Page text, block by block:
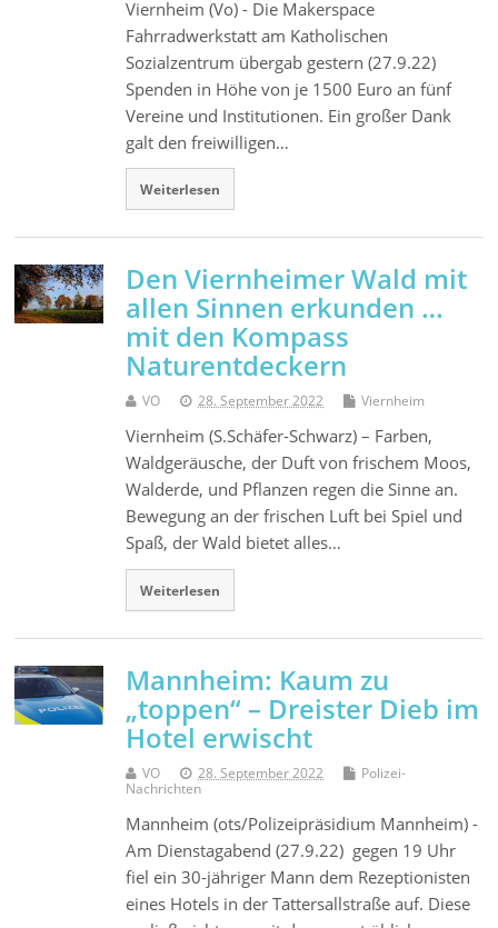
Viernheim (Vo) - Die Makerspace
Fahrradwerkstatt am Katholischen
Sozialzentrum übergab gestern (27.9.22)
Spenden in Höhe von je 1500 Euro an fünf
Vereine und Institutionen. Ein großer Dank
galt den freiwilligen…
Weiterlesen
Den Viernheimer Wald mit
allen Sinnen erkunden …
mit den Kompass
Naturentdeckern
VO 28. September 2022 Viernheim
Viernheim (S.Schäfer-Schwarz) – Farben,
Waldgeräusche, der Duft von frischem Moos,
Walderde, und Pflanzen regen die Sinne an.
Bewegung an der frischen Luft bei Spiel und
Spaß, der Wald bietet alles…
Weiterlesen
Mannheim: Kaum zu
„toppen“ – Dreister Dieb im
Hotel erwischt
VO 28. September 2022
Polizei-
Nachrichten
Mannheim (ots/Polizeipräsidium Mannheim) -
Am Dienstagabend (27.9.22) gegen 19 Uhr
fiel ein 30-jähriger Mann dem Rezeptionisten
eines Hotels in der Tattersallstraße auf. Diese